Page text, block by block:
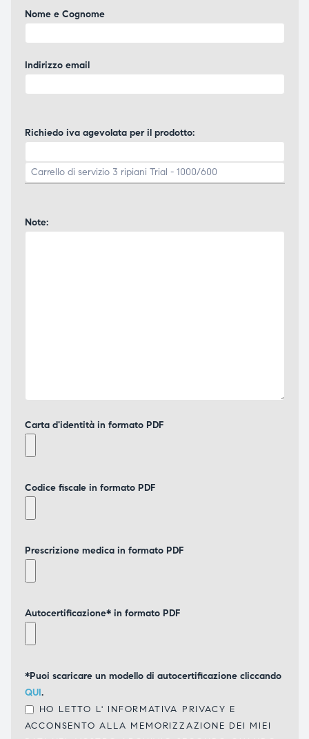
Nome e Cognome
Indirizzo email
Richiedo iva agevolata per il prodotto:
Note:
Carta d'identità in formato PDF
Codice fiscale in formato PDF
Prescrizione medica in formato PDF
Autocertificazione* in formato PDF
*Puoi scaricare un modello di autocertificazione cliccando
QUI.
HO LETTO L' INFORMATIVA PRIVACY E
ACCONSENTO ALLA MEMORIZZAZIONE DEI MIEI